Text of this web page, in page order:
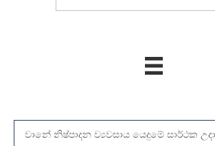
වානේ නිෂ්පාදන ව්‍යවසාය යෙදුමේ සාර්ථක